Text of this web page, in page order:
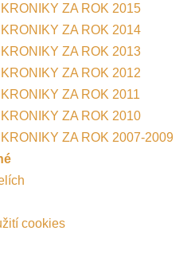
ZA ROK 2015
ZA ROK 2014
ZA ROK 2013
ZA ROK 2012
ZA ROK 2011
ZA ROK 2010
ZA ROK 2007-2009
cookies